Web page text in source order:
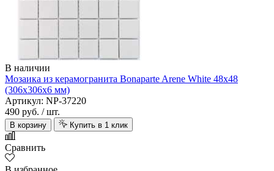
В наличии
Мозаика из керамогранита Bonaparte Arene White 48х48
(306х306х6 мм)
Артикул: NP-37220
490 руб. / шт.
В корзину Купить в 1 клик
Сравнить